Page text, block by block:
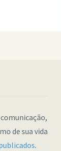
de sua vida
.